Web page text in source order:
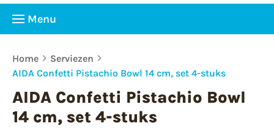
Menu
Home
Serviezen
AIDA Confetti Pistachio Bowl 14 cm, set 4-stuks
AIDA Confetti Pistachio Bowl
14 cm, set 4-stuks